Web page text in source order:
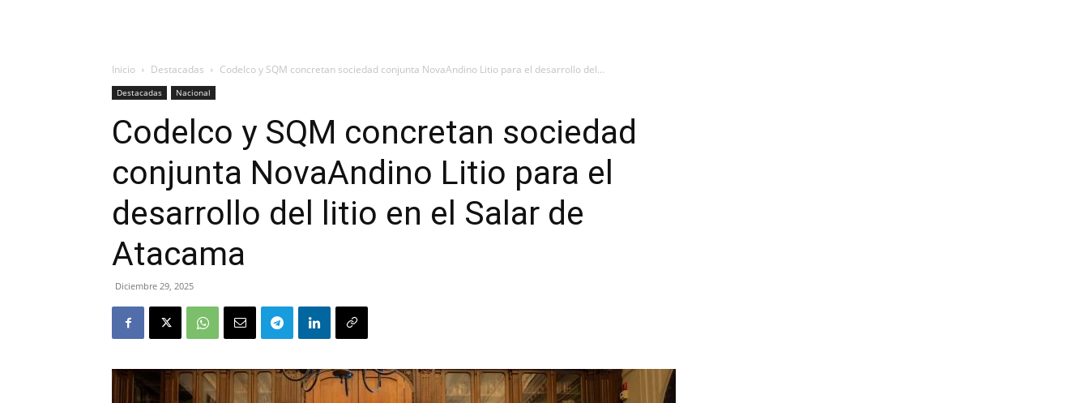
Inicio Destacadas Codelco y SQM concretan sociedad conjunta NovaAndino Litio para el desarrollo del...
Destacadas Nacional
Codelco y SQM concretan sociedad
conjunta NovaAndino Litio para el
desarrollo del litio en el Salar de
Atacama
Diciembre 29, 2025